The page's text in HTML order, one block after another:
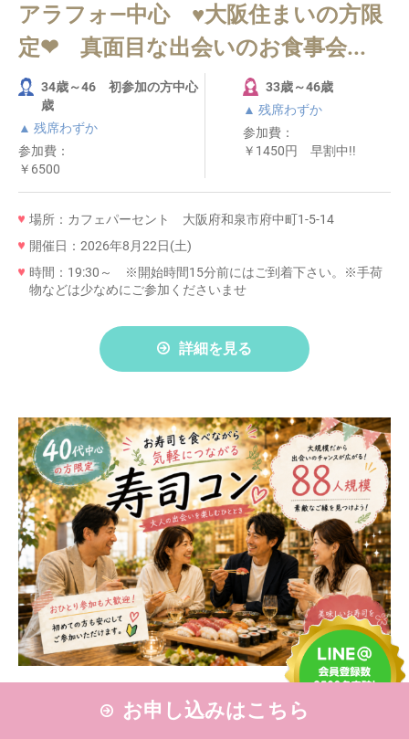
お申し込みはこちら
アラフォ―中心 ♥大阪住まいの方限
定❤ 真面目な出会いのお食事会...
34歳～46 初参加の方中心
歳
▲ 残席わずか
参加費：
￥6500
33歳～46歳
▲ 残席わずか
参加費：
￥1450円 早割中!!
場所：カフェパーセント 大阪府和泉市府中町1-5-14
開催日：2026年8月22日(土)
時間：19:30～ ※開始時間15分前にはご到着下さい。※手荷
物などは少なめにご参加くださいませ
詳細を見る
寿司メーター只今160カン